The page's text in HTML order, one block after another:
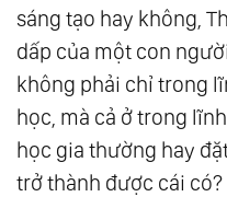
sáng tạo hay không,
dấp của một con
không phải chỉ trong
học, mà cả ở trong
học gia thường hay
trở thành được cái có?